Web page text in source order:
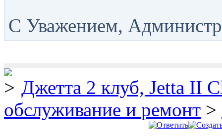
С Уважением,
Джетта 2 клуб, Jetta II
обслуживание и ремонт >